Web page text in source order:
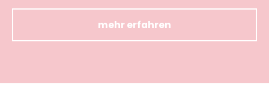
mehr erfahren